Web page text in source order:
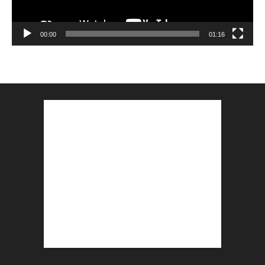
00:00 01:16